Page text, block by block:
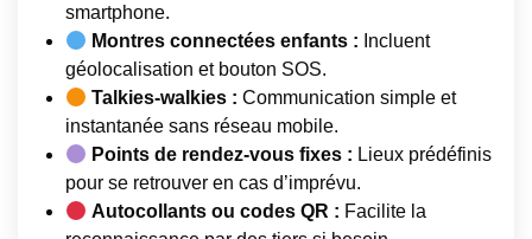
smartphone.
Montres connectées enfants : Incluent
géolocalisation et bouton SOS.
Talkies-walkies : Communication simple et
instantanée sans réseau mobile.
Points de rendez-vous fixes : Lieux prédéfinis
pour se retrouver en cas d’imprévu.
Autocollants ou codes QR : Facilite la